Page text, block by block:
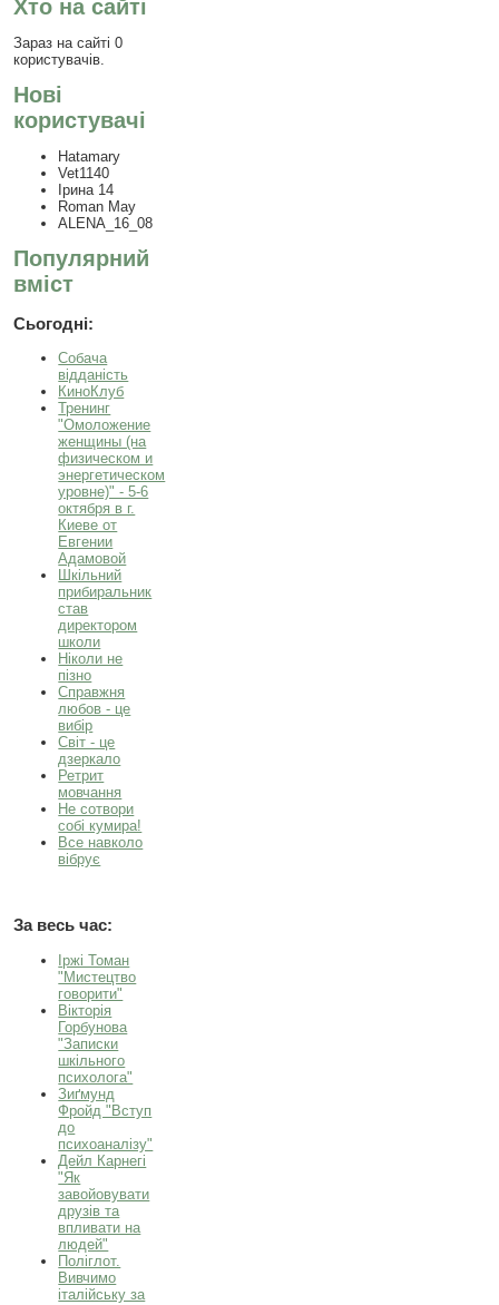
Хто на сайті
Зараз на сайті 0
користувачів.
Нові
користувачі
Hatamary
Vet1140
Ірина 14
Roman May
ALENA_16_08
Популярний
вміст
Сьогодні:
Собача
відданість
КиноКлуб
Тренинг
"Омоложение
женщины (на
физическом и
энергетическом
уровне)" - 5-6
октября в г.
Киеве от
Евгении
Адамовой
Шкільний
прибиральник
став
директором
школи
Ніколи не
пізно
Справжня
любов - це
вибір
Світ - це
дзеркало
Ретрит
мовчання
Не сотвори
собі кумира!
Все навколо
вібрує
За весь час:
Іржі Томан
"Мистецтво
говорити"
Вікторія
Горбунова
"Записки
шкільного
психолога"
Зиґмунд
Фройд "Вступ
до
психоаналізу"
Дейл Карнегі
"Як
завойовувати
друзів та
впливати на
людей"
Поліглот.
Вивчимо
італійську за